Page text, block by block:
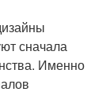
сначала
Именно